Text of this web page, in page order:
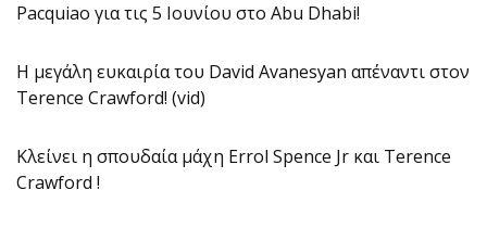
Pacquiao για τις 5 Ιουνίου στο Abu Dhabi!
Η μεγάλη ευκαιρία του David Avanesyan απέναντι στον
Terence Crawford! (vid)
Κλείνει η σπουδαία μάχη Errol Spence Jr και Terence
Crawford !